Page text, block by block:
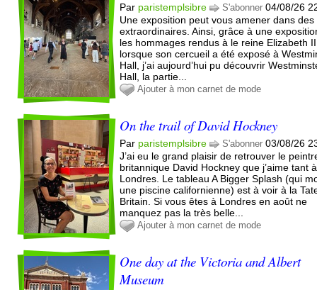
Par paristemplsibre S'abonner 04/08/26
Une exposition peut vous amener dans des
extraordinaires. Ainsi, grâce à une
les hommages rendus à le reine Elizabeth II
lorsque son cercueil a été exposé à
Hall, j’ai aujourd’hui pu découvrir
Hall, la partie...
Ajouter à mon carnet de mode
On the trail of David Hockney
Par paristemplsibre S'abonner 03/08/26
J’ai eu le grand plaisir de retrouver le
britannique David Hockney que j’aime tant à
Londres. Le tableau A Bigger Splash (qui
une piscine californienne) est à voir à la
Britain. Si vous êtes à Londres en août ne
manquez pas la très belle...
Ajouter à mon carnet de mode
One day at the Victoria and Albert
Museum